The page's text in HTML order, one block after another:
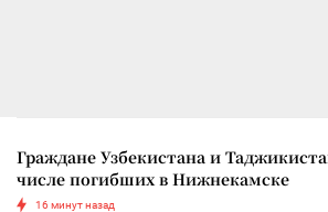
Граждане Узбекистана и
числе погибших в Нижнекамске
16 минут назад